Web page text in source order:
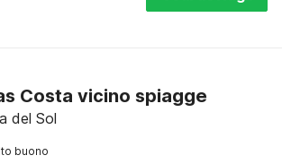
Costa vicino spiagge
del Sol
buono